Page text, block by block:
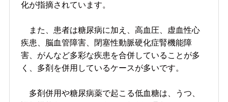
化が指摘されています。
また、患者は糖尿病に加え、高血圧、虚血性心
疾患、脳血管障害、閉塞性動脈硬化症腎機能障
害、がんなど多彩な疾患を合併していることが多
く、多剤を併用しているケースが多いです。
多剤併用や糖尿病薬で起こる低血糖は、うつ、